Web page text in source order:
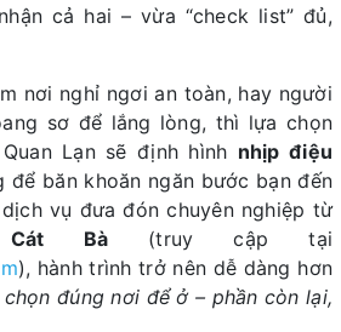
cả hai – vừa “check list” đủ,
nơi nghỉ ngơi an toàn, hay người
sơ để lắng lòng, thì lựa chọn
Lạn sẽ định hình nhịp điệu
để băn khoăn ngăn bước bạn đến
vụ đưa đón chuyên nghiệp từ
Cát Bà (truy cập tại
), hành trình trở nên dễ dàng hơn
chọn đúng nơi để ở – phần còn lại,